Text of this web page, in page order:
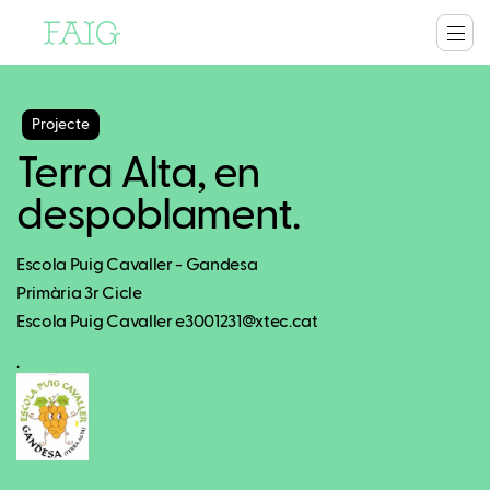
Projecte
Terra Alta, en
despoblament.
Escola Puig Cavaller - Gandesa
Primària 3r Cicle
Escola Puig Cavaller e3001231@xtec.cat
.